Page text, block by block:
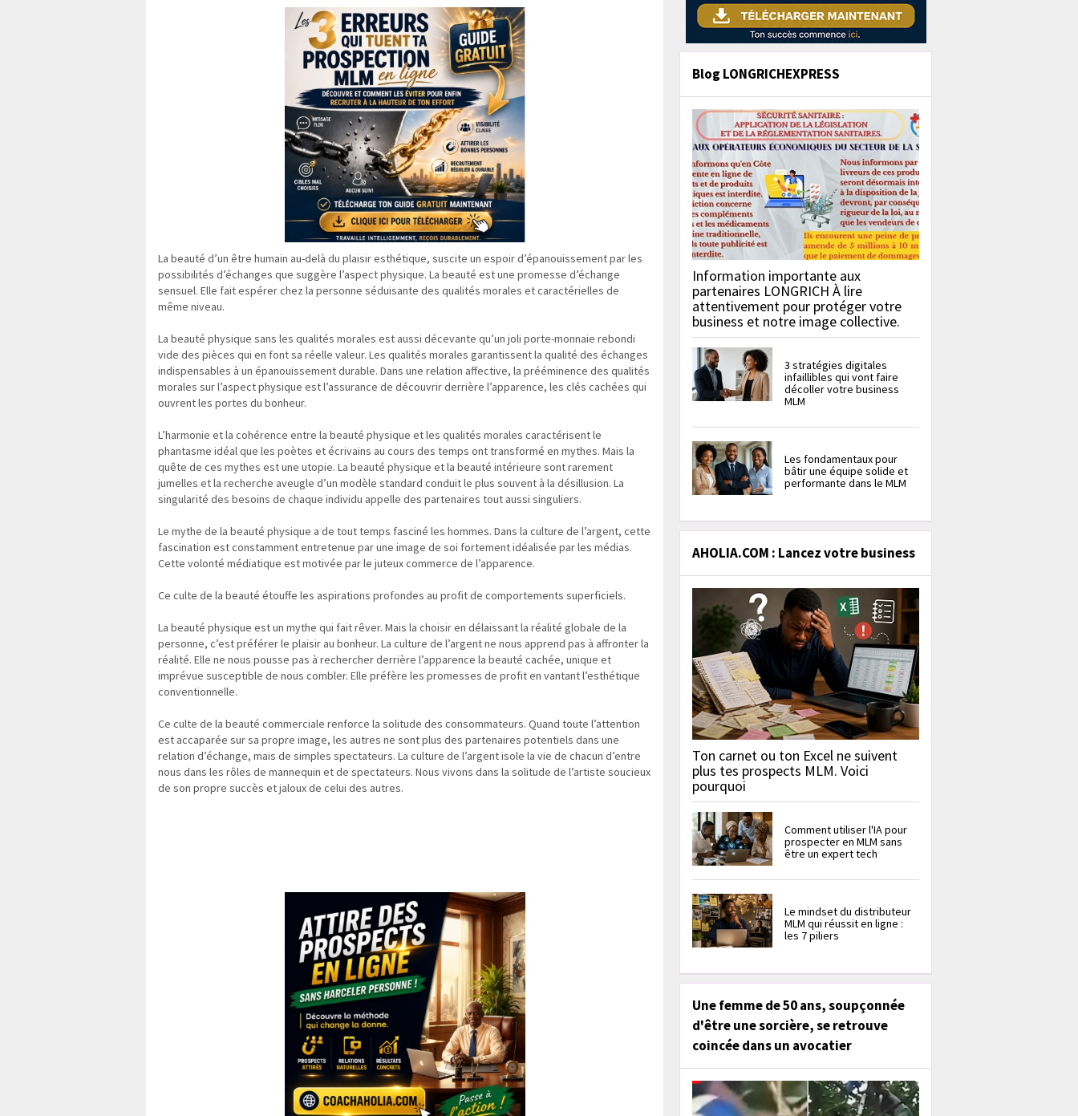
La beauté d’un être humain au-delà du plaisir esthétique, suscite un espoir d’épanouissement par les
possibilités d’échanges que suggère l’aspect physique. La beauté est une promesse d’échange
sensuel. Elle fait espérer chez la personne séduisante des qualités morales et caractérielles de
même niveau.
La beauté physique sans les qualités morales est aussi décevante qu’un joli porte-monnaie rebondi
vide des pièces qui en font sa réelle valeur. Les qualités morales garantissent la qualité des échanges
indispensables à un épanouissement durable. Dans une relation affective, la prééminence des qualités
morales sur l’aspect physique est l’assurance de découvrir derrière l’apparence, les clés cachées qui
ouvrent les portes du bonheur.
L’harmonie et la cohérence entre la beauté physique et les qualités morales caractérisent le
phantasme idéal que les poètes et écrivains au cours des temps ont transformé en mythes. Mais la
quête de ces mythes est une utopie. La beauté physique et la beauté intérieure sont rarement
jumelles et la recherche aveugle d’un modèle standard conduit le plus souvent à la désillusion. La
singularité des besoins de chaque individu appelle des partenaires tout aussi singuliers.
Le mythe de la beauté physique a de tout temps fasciné les hommes. Dans la culture de l’argent, cette
fascination est constamment entretenue par une image de soi fortement idéalisée par les médias.
Cette volonté médiatique est motivée par le juteux commerce de l’apparence.
Ce culte de la beauté étouffe les aspirations profondes au profit de comportements superficiels.
La beauté physique est un mythe qui fait rêver. Mais la choisir en délaissant la réalité globale de la
personne, c’est préférer le plaisir au bonheur. La culture de l’argent ne nous apprend pas à affronter la
réalité. Elle ne nous pousse pas à rechercher derrière l’apparence la beauté cachée, unique et
imprévue susceptible de nous combler. Elle préfère les promesses de profit en vantant l’esthétique
conventionnelle.
Ce culte de la beauté commerciale renforce la solitude des consommateurs. Quand toute l’attention
est accaparée sur sa propre image, les autres ne sont plus des partenaires potentiels dans une
relation d’échange, mais de simples spectateurs. La culture de l’argent isole la vie de chacun d’entre
nous dans les rôles de mannequin et de spectateurs. Nous vivons dans la solitude de l’artiste soucieux
de son propre succès et jaloux de celui des autres.
Blog LONGRICHEXPRESS
Information importante aux
partenaires LONGRICH À lire
attentivement pour protéger votre
business et notre image collective.
3 stratégies digitales
infaillibles qui vont faire
décoller votre business
MLM
Les fondamentaux pour
bâtir une équipe solide et
performante dans le MLM
AHOLIA.COM : Lancez votre business
Ton carnet ou ton Excel ne suivent
plus tes prospects MLM. Voici
pourquoi
Comment utiliser l'IA pour
prospecter en MLM sans
être un expert tech
Le mindset du distributeur
MLM qui réussit en ligne :
les 7 piliers
Une femme de 50 ans, soupçonnée
d'être une sorcière, se retrouve
coincée dans un avocatier